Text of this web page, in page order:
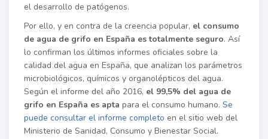
el desarrollo de patógenos.
Por ello, y en contra de la creencia popular, el consumo
de agua de grifo en España es totalmente seguro. Así
lo confirman los últimos informes oficiales sobre la
calidad del agua en España, que analizan los parámetros
microbiológicos, químicos y organolépticos del agua.
Según el informe del año 2016, el 99,5% del agua de
grifo en España es apta para el consumo humano. Se
puede consultar el informe completo en el sitio web del
Ministerio de Sanidad, Consumo y Bienestar Social.